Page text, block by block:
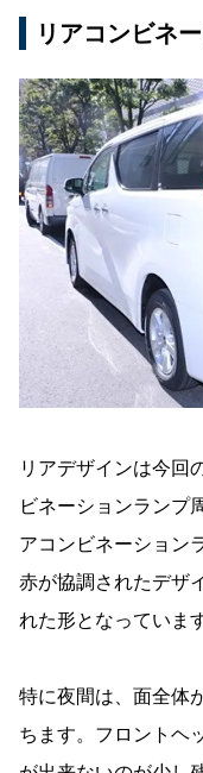
リアコンビネ
リアデザインは今回
ビネーションランプ
アコンビネーション
赤が協調されたデザ
れた形となっていま
特に夜間は、面全体
ちます。フロントヘ